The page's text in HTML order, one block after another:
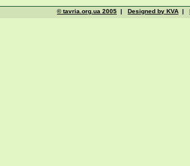
© tavria.org.ua 2005 | Designed by KVA |